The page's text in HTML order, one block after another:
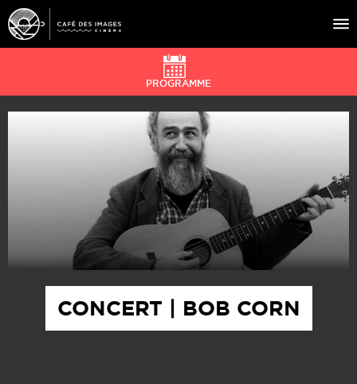
À L’AFFICHE
ÉVÉNEMENTS
CAFÉ DU CINÉ
PRATIQUE
ÉDUCATION AUX IMAGES
PROGRAMME
CONCERT | BOB CORN